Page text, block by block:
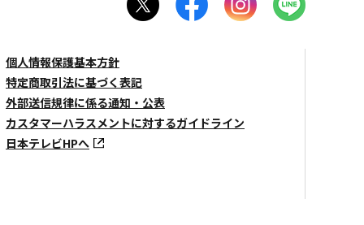
個人情報保護基本方針
特定商取引法に基づく表記
外部送信規律に係る通知・公表
カスタマーハラスメントに対するガイドライン
日本テレビHPへ